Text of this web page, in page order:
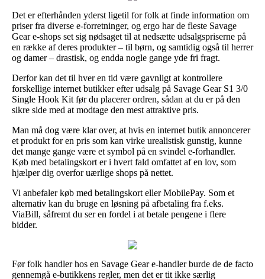
Det er efterhånden yderst ligetil for folk at finde information om
priser fra diverse e-forretninger, og ergo har de fleste Savage
Gear e-shops set sig nødsaget til at nedsætte udsalgspriserne på
en række af deres produkter – til børn, og samtidig også til herrer
og damer – drastisk, og endda nogle gange yde fri fragt.
Derfor kan det til hver en tid være gavnligt at kontrollere
forskellige internet butikker efter udsalg på Savage Gear S1 3/0
Single Hook Kit før du placerer ordren, sådan at du er på den
sikre side med at modtage den mest attraktive pris.
Man må dog være klar over, at hvis en internet butik annoncerer
et produkt for en pris som kan virke urealistisk gunstig, kunne
det mange gange være et symbol på en svindel e-forhandler.
Køb med betalingskort er i hvert fald omfattet af en lov, som
hjælper dig overfor uærlige shops på nettet.
Vi anbefaler køb med betalingskort eller MobilePay. Som et
alternativ kan du bruge en løsning på afbetaling fra f.eks.
ViaBill, såfremt du ser en fordel i at betale pengene i flere
bidder.
Før folk handler hos en Savage Gear e-handler burde de de facto
gennemgå e-butikkens regler, men det er tit ikke særlig